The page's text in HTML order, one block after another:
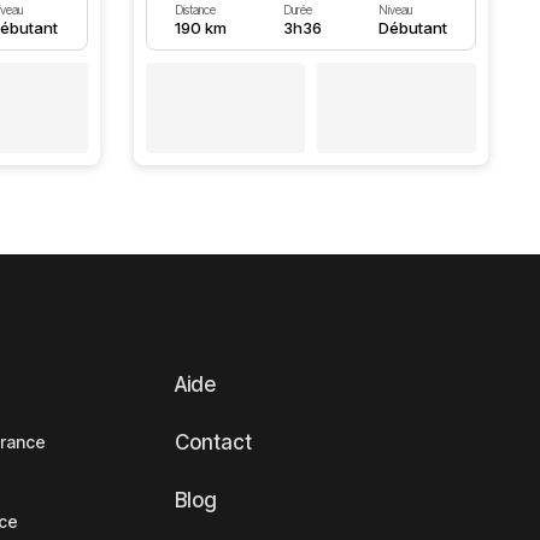
Distance
190 km
Durée
3h36
Niveau
Débutant
Aide
Contact
Blog